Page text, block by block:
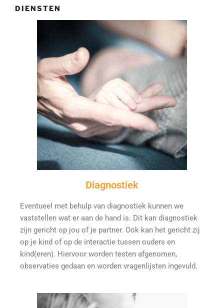
DIENSTEN
Diagnostiek
Eventueel met behulp van diagnostiek kunnen we
vaststellen wat er aan de hand is. Dit kan diagnostiek
zijn gericht op jou of je partner. Ook kan het gericht zij
op je kind of op de interactie tussen ouders en
kind(eren). Hiervoor worden testen afgenomen,
observaties gedaan en worden vragenlijsten ingevuld.